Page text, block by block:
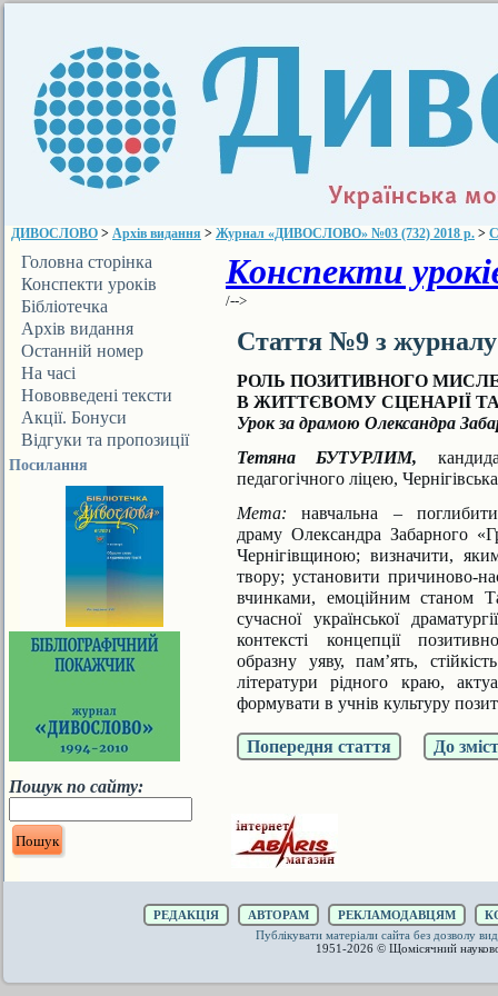
ДИВОСЛОВО > Архів видання > Журнал «ДИВОСЛОВО» №03 (732) 2018 р. >
Головна сторінка
Конспекти уроків
Бібліотечка
ДИВОСЛОВА
Архів видання
Останній номер
На часі
Нововведені тексти
Акції. Бонуси
Відгуки та пропозиції
Посилання
Пошук по сайту:
Конспекти
/-->
Стаття №9 з
РОЛЬ ПОЗИТИВНОГО
В ЖИТТЄВОМУ СЦЕНАРІЇ
Урок за драмою Олександра
Тетяна БУТУРЛИМ,
педагогічного ліцею,
Мета: навчальна –
драму Олександра Забарного
Чернігівщиною; визначити,
твору; установитипричиново-
вчинками, емоційнимстаном
сучасної української
контексті концепції
образну уяву, пам’ять,
літератури рідного краю,
формувати в учнів культуру
Попередня стаття До
РЕДАКЦІЯ АВТОРАМ РЕКЛАМОДАВЦЯМ
Публікувати матеріали сайта без дозволу
1951-2026 © Щомісячний